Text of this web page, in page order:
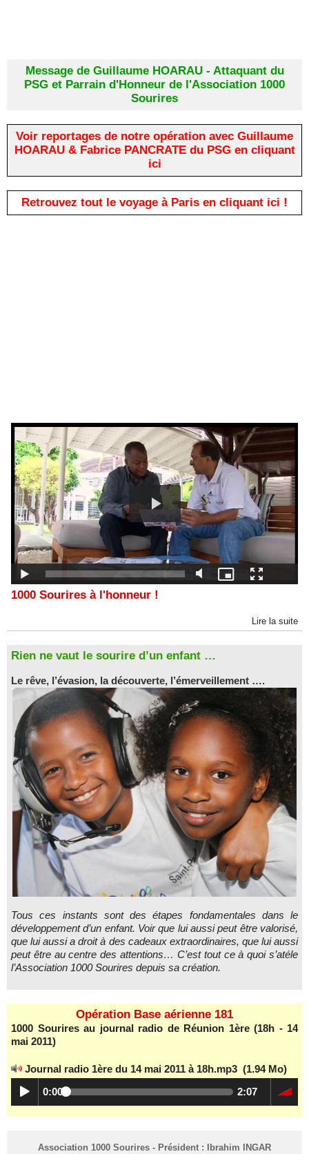
Message de Guillaume HOARAU - Attaquant du
PSG et Parrain d'Honneur de l'Association 1000
Sourires
Voir reportages de notre opération avec Guillaume
HOARAU & Fabrice PANCRATE du PSG en cliquant
ici
Retrouvez tout le voyage à Paris en cliquant ici !
1000 Sourires à l'honneur !
Lire la suite
Rien ne vaut le sourire d’un enfant …
Le rêve, l’évasion, la découverte, l’émerveillement ….
Tous ces instants sont des étapes fondamentales dans le
développement d’un enfant. Voir que lui aussi peut être valorisé,
que lui aussi a droit à des cadeaux extraordinaires, que lui aussi
peut être au centre des attentions… C’est tout ce à quoi s’atéle
l’Association 1000 Sourires depuis sa création.
Opération Base aérienne 181
1000 Sourires au journal radio de Réunion 1ère (18h - 14
mai 2011)
Journal radio 1ère du 14 mai 2011 à 18h.mp3 (1.94 Mo)
0:00
2:07
Association 1000 Sourires - Président : Ibrahim INGAR